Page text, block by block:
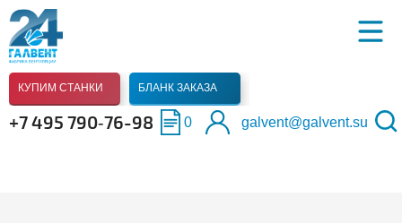
КУПИМ СТАНКИ БЛАНК ЗАКАЗА
+7 495 790‑76-98 0 galvent@galvent.su